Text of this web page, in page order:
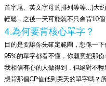
首字尾、英文字母的排列等等...)大
輕鬆，之後一天可能就不只會背10
4.為何要背核心單字？
目的是要讓你先確定範圍，想像一
95%的單字都看不懂，你願意把那
我相信有心的人做得到，但絕對不
想背那個CP值低到哭夭的單字嗎？